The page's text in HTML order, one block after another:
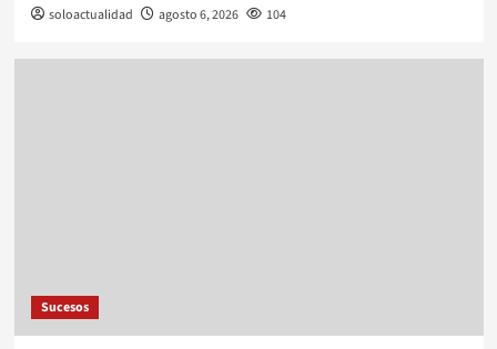
soloactualidad agosto 6, 2026 104
Sucesos